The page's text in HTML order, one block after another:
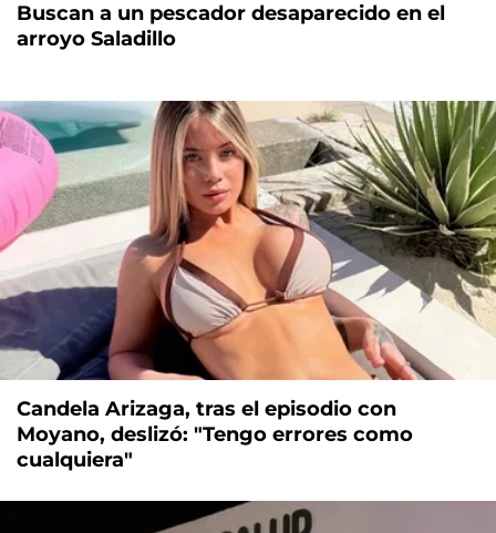
Buscan a un pescador desaparecido en el
arroyo Saladillo
Candela Arizaga, tras el episodio con
Moyano, deslizó: "Tengo errores como
cualquiera"